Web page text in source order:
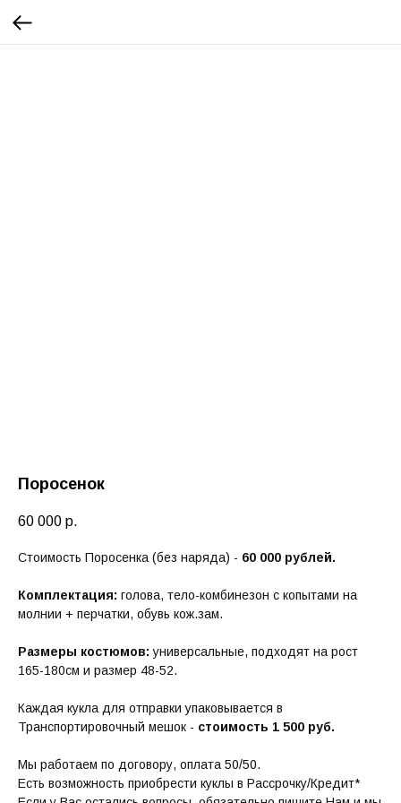
Поросенок
60 000 р.
Стоимость Поросенка (без наряда) - 60 000 рублей.
Комплектация: голова, тело-комбинезон с копытами на
молнии + перчатки, обувь кож.зам.
Размеры костюмов: универсальные, подходят на рост
165-180см и размер 48-52.
Каждая кукла для отправки упаковывается в
Транспортировочный мешок - стоимость 1 500 руб.
Мы работаем по договору, оплата 50/50.
Есть возможность приобрести куклы в Рассрочку/Кредит*